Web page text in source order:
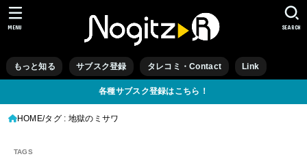
もっと知る サブスク登録 タレコミ・Contact Link
SEARCH
MENU
各種サブスク登録はこちら！
HOME タグ : 地獄のミサワ